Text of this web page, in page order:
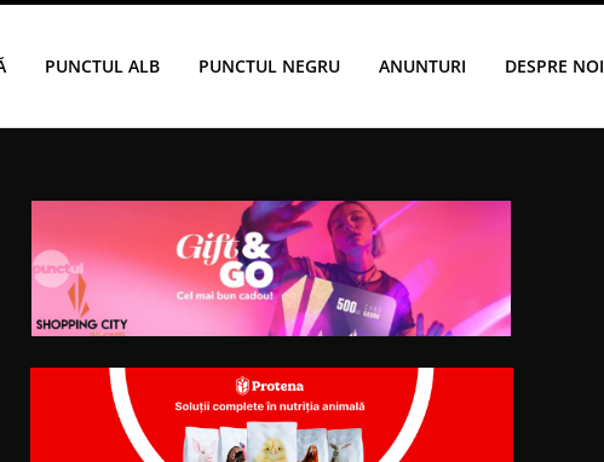
PUNCTUL ALB PUNCTUL NEGRU ANUNTURI DESPRE NOI